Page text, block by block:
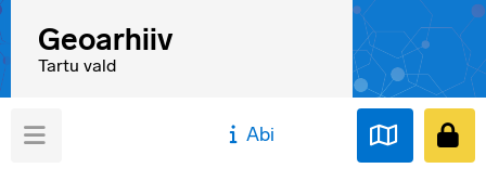
Geoarhiiv
Tartu vald
Abi